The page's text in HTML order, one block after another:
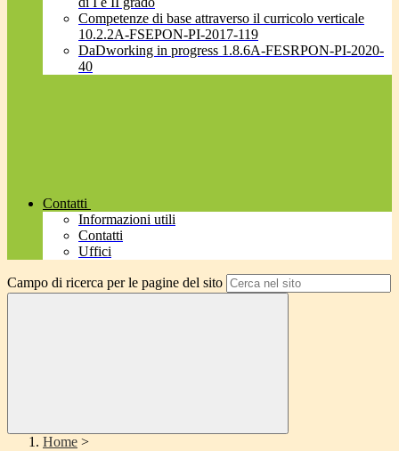
Competenze di base attraverso il curricolo verticale
10.2.2A-FSEPON-PI-2017-119
DaDworking in progress 1.8.6A-FESRPON-PI-2020-
40
Contatti
Informazioni utili
Contatti
Uffici
Campo di ricerca per le pagine del sito
Home >